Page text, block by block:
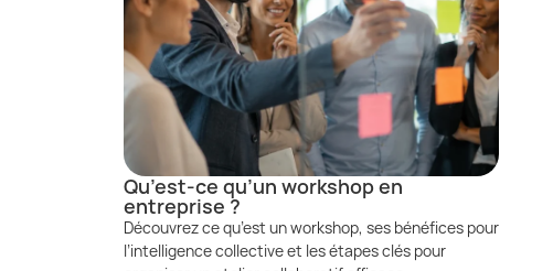
Qu’est-ce qu’un workshop en
entreprise ?
Découvrez ce qu’est un workshop, ses bénéfices pour
l’intelligence collective et les étapes clés pour